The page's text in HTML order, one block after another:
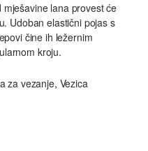
lana provest će
Udoban elastični pojas s
čine ih ležernim
kroju.
za vezanje, Vezica